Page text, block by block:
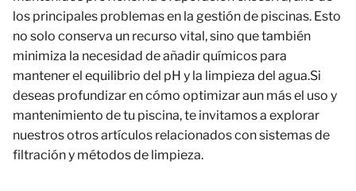
los principales problemas en la gestión de piscinas. Esto
no solo conserva un recurso vital, sino que también
minimiza la necesidad de añadir químicos para
mantener el equilibrio del pH y la limpieza del agua.Si
deseas profundizar en cómo optimizar aun más el uso y
mantenimiento de tu piscina, te invitamos a explorar
nuestros otros artículos relacionados con sistemas de
filtración y métodos de limpieza.